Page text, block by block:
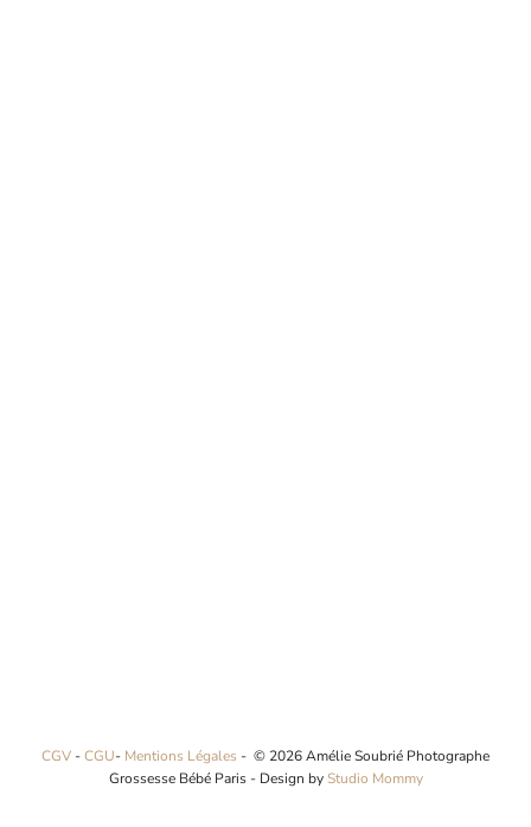
CGV -CGU- Mentions Légales - © 2026 Amélie Soubrié Photographe
Grossesse Bébé Paris - Design by Studio Mommy